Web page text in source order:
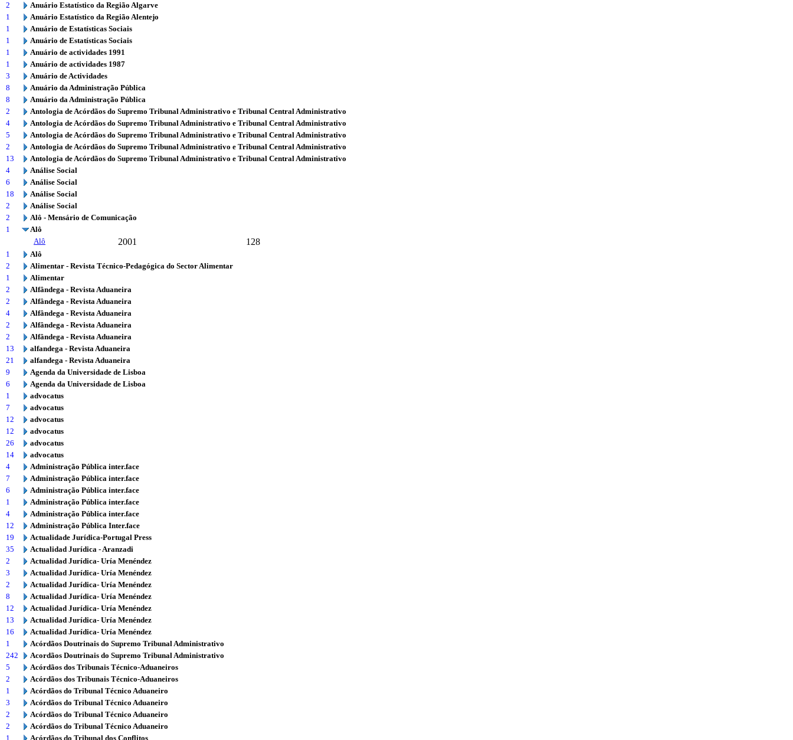
2
Anuário Estatístico da Região Algarve
1
Anuário Estatístico da Região Alentejo
1
Anuário de Estatísticas Sociais
1
Anuário de Estatísticas Sociais
1
Anuário de actividades 1991
1
Anuário de actividades 1987
3
Anuário de Actividades
8
Anuário da Administração Pública
8
Anuário da Administração Pública
2
Antologia de Acórdãos do Supremo Tribunal Administrativo e Tribunal Central Administrativo
4
Antologia de Acórdãos do Supremo Tribunal Administrativo e Tribunal Central Administrativo
5
Antologia de Acórdãos do Supremo Tribunal Administrativo e Tribunal Central Administrativo
2
Antologia de Acórdãos do Supremo Tribunal Administrativo e Tribunal Central Administrativo
13
Antologia de Acórdãos do Supremo Tribunal Administrativo e Tribunal Central Administrativo
4
Análise Social
6
Análise Social
18
Análise Social
2
Análise Social
2
Alô - Mensário de Comunicação
1
Alô
Alô
2001 128
1
Alô
2
Alimentar - Revista Técnico-Pedagógica do Sector Alimentar
1
Alimentar
2
Alfândega - Revista Aduaneira
2
Alfândega - Revista Aduaneira
4
Alfândega - Revista Aduaneira
2
Alfândega - Revista Aduaneira
2
Alfândega - Revista Aduaneira
13
alfandega - Revista Aduaneira
21
alfandega - Revista Aduaneira
9
Agenda da Universidade de Lisboa
6
Agenda da Universidade de Lisboa
1
advocatus
7
advocatus
12
advocatus
12
advocatus
26
advocatus
14
advocatus
4
Administração Pública inter.face
7
Administração Pública inter.face
6
Administração Pública inter.face
1
Administração Pública inter.face
4
Administração Pública inter.face
12
Administração Pública Inter.face
19
Actualidade Jurídica-Portugal Press
35
Actualidad Jurídica - Aranzadi
2
Actualidad Jurídica- Uría Menéndez
3
Actualidad Jurídica- Uría Menéndez
2
Actualidad Jurídica- Uría Menéndez
8
Actualidad Jurídica- Uría Menéndez
12
Actualidad Jurídica- Uría Menéndez
13
Actualidad Jurídica- Uría Menéndez
16
Actualidad Jurídica- Uría Menéndez
1
Acórdãos Doutrinais do Supremo Tribunal Administrativo
242
Acordãos Doutrinais do Supremo Tribunal Administrativo
5
Acórdãos dos Tribunais Técnico-Aduaneiros
2
Acórdãos dos Tribunais Técnico-Aduaneiros
1
Acórdãos do Tribunal Técnico Aduaneiro
3
Acórdãos do Tribunal Técnico Aduaneiro
2
Acórdãos do Tribunal Técnico Aduaneiro
2
Acórdãos do Tribunal Técnico Aduaneiro
1
Acórdãos do Tribunal dos Conflitos